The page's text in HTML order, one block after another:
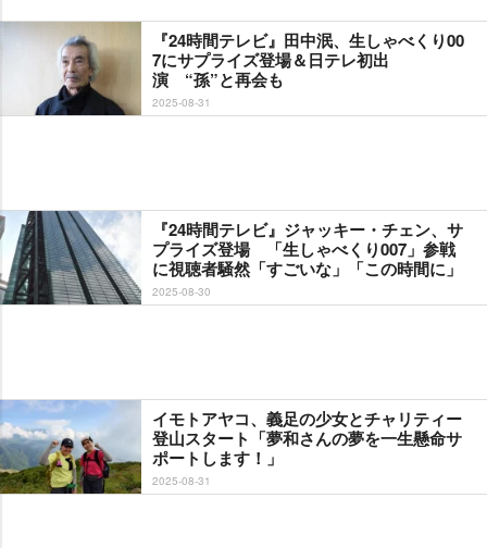
『24時間テレビ』田中泯、生しゃべくり00
7にサプライズ登場＆日テレ初出
演 “孫”と再会も
2025-08-31
『24時間テレビ』ジャッキー・チェン、サ
プライズ登場 「生しゃべくり007」参戦
に視聴者騒然「すごいな」「この時間に」
2025-08-30
イモトアヤコ、義足の少女とチャリティー
登山スタート「夢和さんの夢を一生懸命サ
ポートします！」
2025-08-31